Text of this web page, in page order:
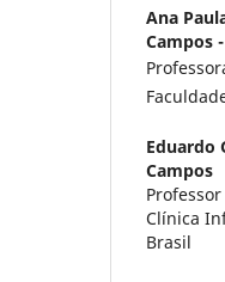
Ana
Campos
Eduardo
Campos
Clínica
Brasil